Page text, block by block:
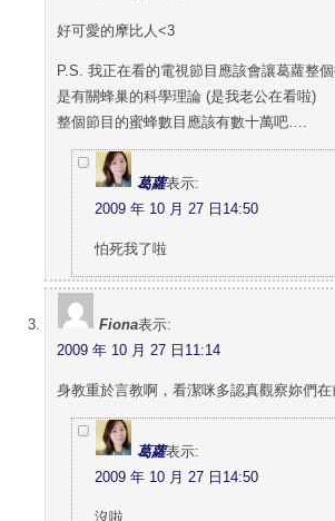
好可愛的摩比人<3
P.S. 我正在看的電視節目應該會讓葛蘿整
是有關蜂巢的科學理論 (是我老公在看啦)
整個節目的蜜蜂數目應該有數十萬吧….
葛蘿表示:
2009 年 10 月 27 日14:50
怕死我了啦
Fiona表示:
2009 年 10 月 27 日11:14
身教重於言教啊，看潔咪多認真觀察妳們
葛蘿表示:
2009 年 10 月 27 日14:50
沒啦